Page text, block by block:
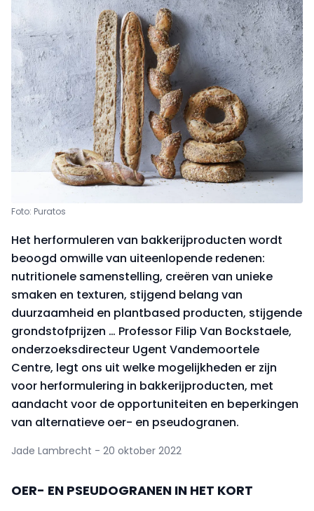
Foto: Puratos
Het herformuleren van bakkerijproducten wordt
beoogd omwille van uiteenlopende redenen:
nutritionele samenstelling, creëren van unieke
smaken en texturen, stijgend belang van
duurzaamheid en plantbased producten, stijgende
grondstofprijzen … Professor Filip Van Bockstaele,
onderzoeksdirecteur Ugent Vandemoortele
Centre, legt ons uit welke mogelijkheden er zijn
voor herformulering in bakkerijproducten, met
aandacht voor de opportuniteiten en beperkingen
van alternatieve oer- en pseudogranen.
Jade Lambrecht - 20 oktober 2022
OER- EN PSEUDOGRANEN IN HET KORT